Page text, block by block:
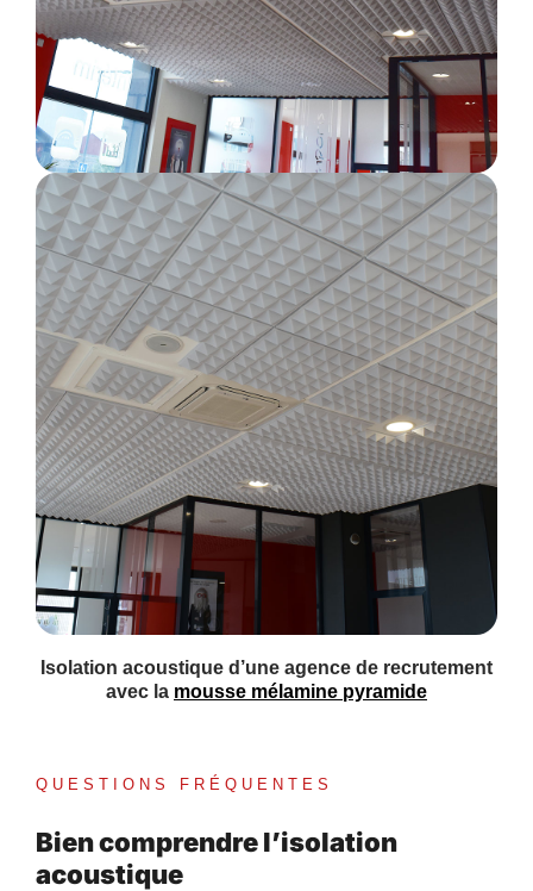
Isolation acoustique d’une agence de recrutement
avec la mousse mélamine pyramide
QUESTIONS FRÉQUENTES
Bien comprendre l’isolation
acoustique